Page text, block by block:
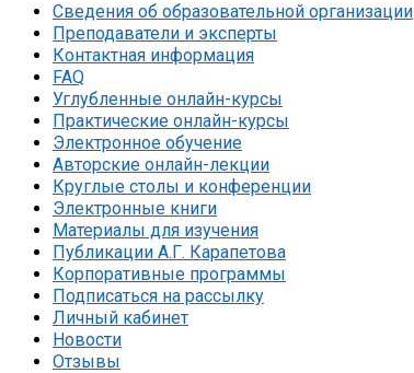
Сведения об образовательной организации
Преподаватели и эксперты
Контактная информация
FAQ
Углубленные онлайн-курсы
Практические онлайн-курсы
Электронное обучение
Авторские онлайн-лекции
Круглые столы и конференции
Электронные книги
Материалы для изучения
Публикации А.Г. Карапетова
Корпоративные программы
Подписаться на рассылку
Личный кабинет
Новости
Отзывы